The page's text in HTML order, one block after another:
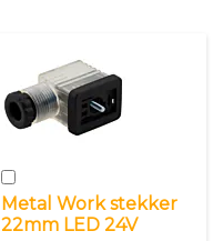
Metal Work stekker
22mm LED 24V
In
winkelwagen